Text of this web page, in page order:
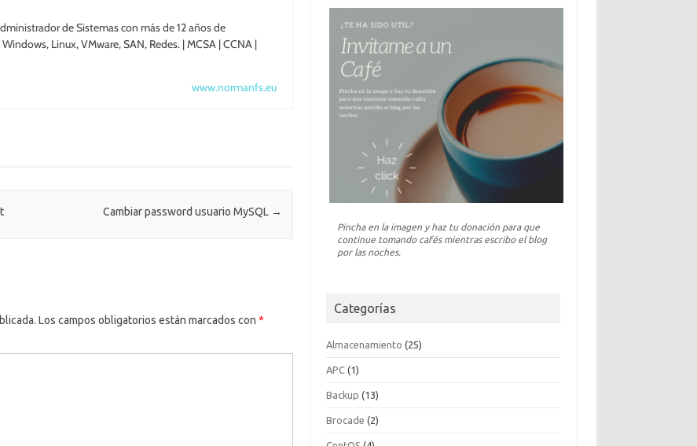
de Sistemas con más de 12 años de
Linux, VMware, SAN, Redes. | MCSA | CCNA |
www.normanfs.eu
Cambiar password usuario MySQL →
Los campos obligatorios están marcados con *
Pincha en la imagen y haz tu donación para que
continue tomando cafés mientras escribo el blog
por las noches.
Categorías
Almacenamiento (25)
APC (1)
Backup (13)
Brocade (2)